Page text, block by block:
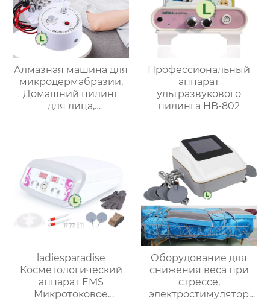
Алмазная машина для
микродермабразии,
Домашний пилинг
для лица,
за кожей LB-112B
Профессиональный
аппарат
ультразвукового
пилинга HB-802
ladiesparadise
Косметологический
аппарат EMS
Микротоковое
Оборудование для
снижения веса при
стрессе,
электростимулятор